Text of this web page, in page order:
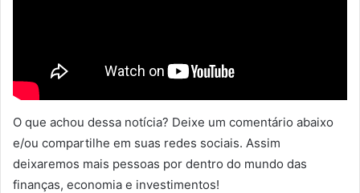
O que achou dessa notícia? Deixe um comentário abaixo
e/ou compartilhe em suas redes sociais. Assim
deixaremos mais pessoas por dentro do mundo das
finanças, economia e investimentos!